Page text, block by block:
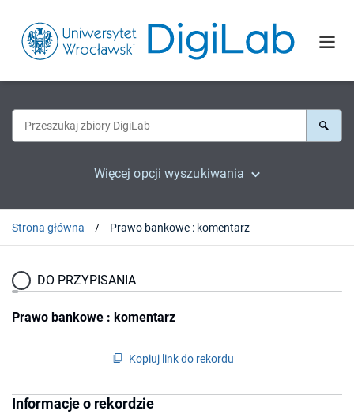
Więcej opcji wyszukiwania
Strona główna Prawo bankowe : komentarz
DO PRZYPISANIA
Prawo bankowe : komentarz
Kopiuj link do rekordu
Informacje o rekordzie